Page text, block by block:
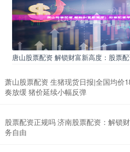
唐山股票配资 解锁财富新高度：股票
萧山股票配资 生猪现货日报|全国均价
奏放缓 猪价延续小幅反弹
股票配资正规吗 济南股票配资：解锁
务自由